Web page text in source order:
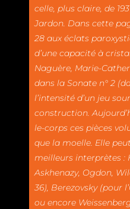
celle, plus claire, de
Jardon. Dans cette
28 aux éclats
d’une capacité à
Naguère, Marie-
dans la Sonate n° 2
l’intensité d’un jeu
construction.
le-corps ces pièces
que la moelle. Elle
meilleurs interprètes :
Askhenazy, Ogdon,
36), Berezovsky (pour
ou encore